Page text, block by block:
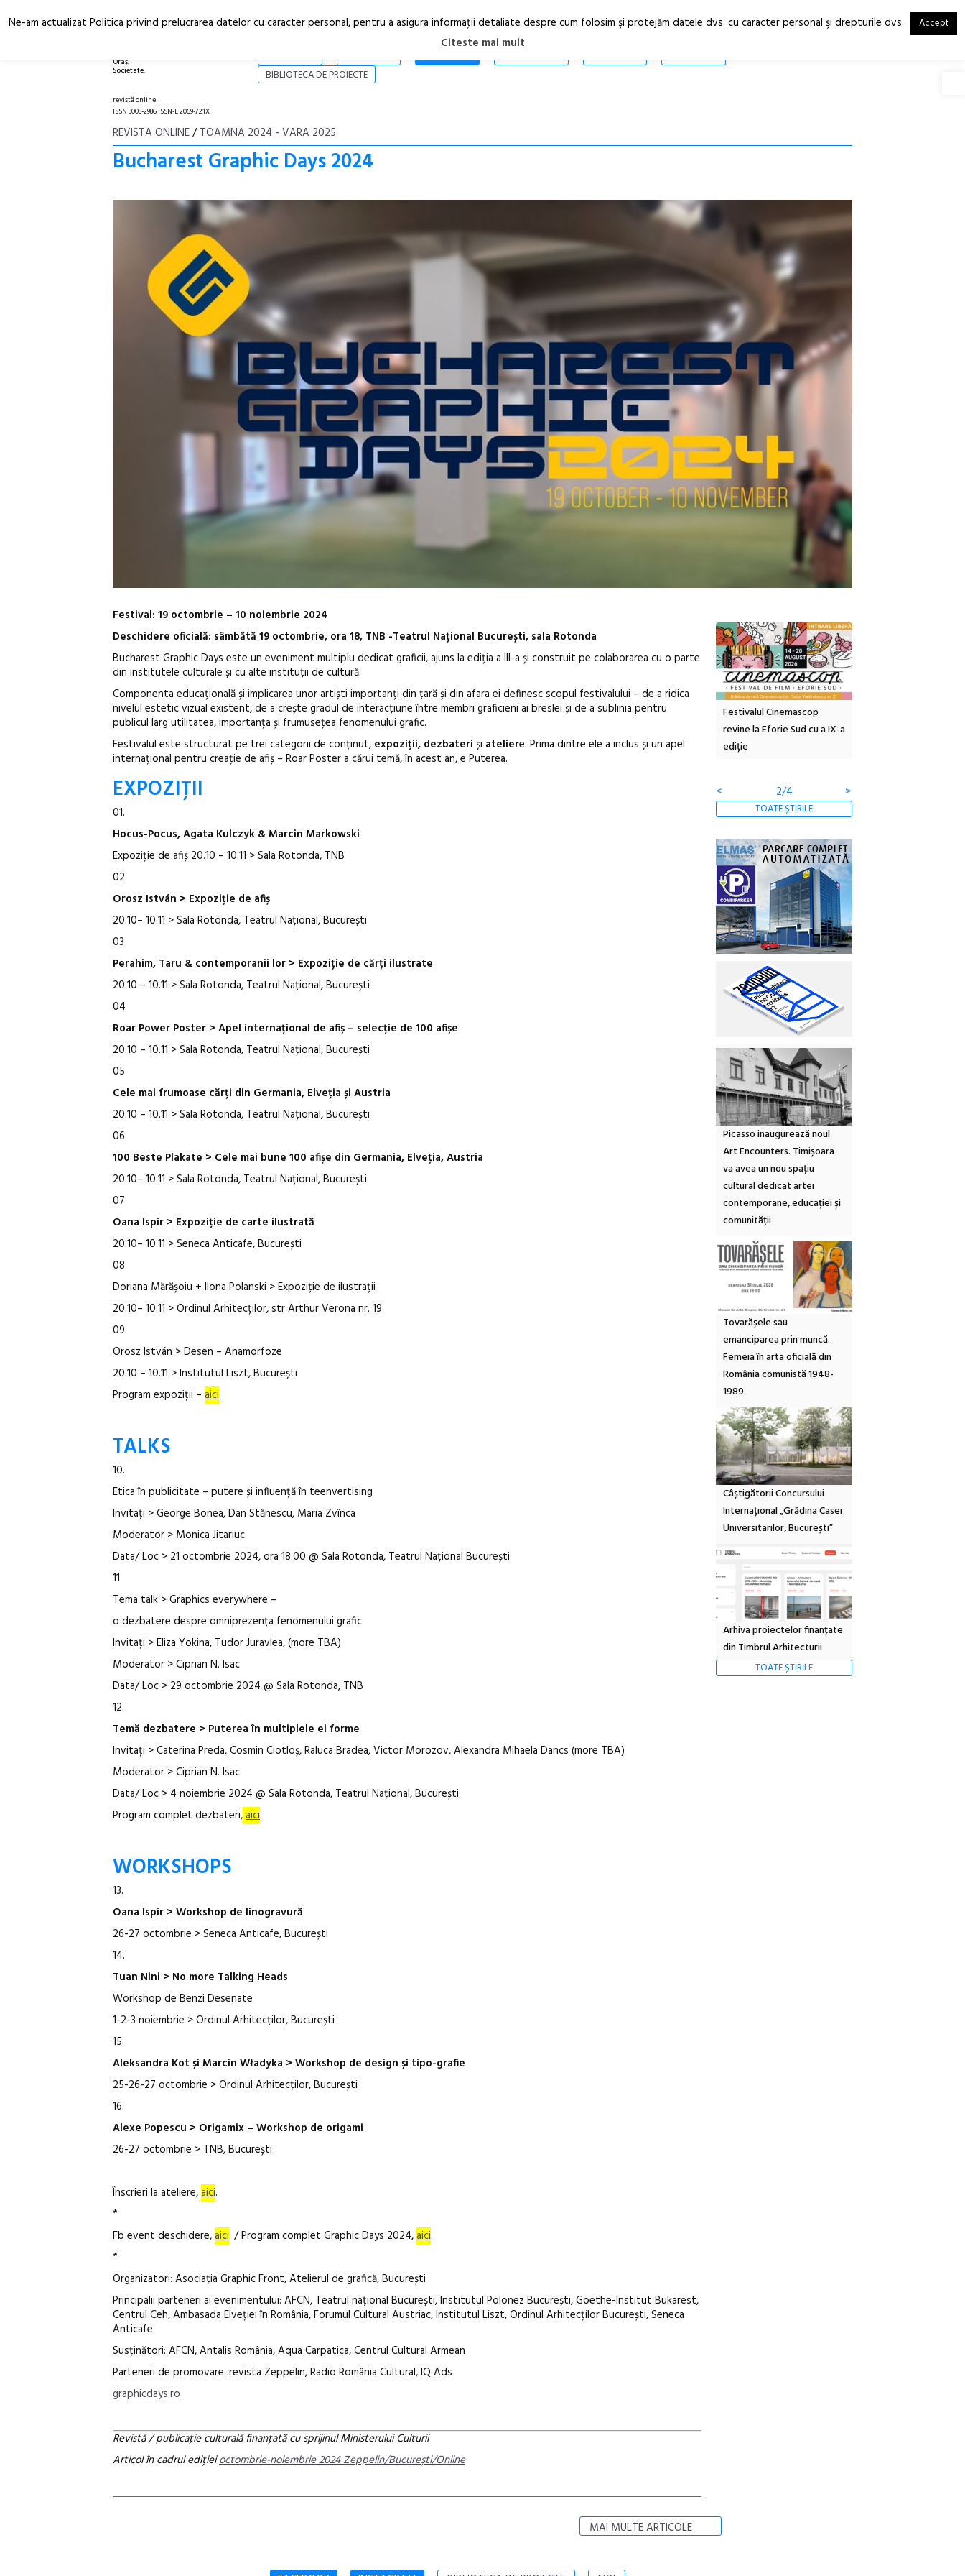
Oraș.
Societate.
RO
EN
STIRI
BIBLIOTECA DE PROIECTE
revistă online
ISSN 3008-2986 ISSN-L 2069-721X
REVISTA ONLINE/TOAMNA 2024 - VARA 2025
Bucharest Graphic Days 2024
Festival: 19 octombrie – 10 noiembrie 2024
Deschidere oficială: sâmbătă 19 octombrie, ora 18, TNB -Teatrul Național București, sala Rotonda
Bucharest Graphic Days este un eveniment multiplu dedicat graficii, ajuns la ediția a III-a și construit pe colaborarea cu o parte
din institutele culturale și cu alte instituții de cultură.
Componenta educațională și implicarea unor artiști importanți din țară și din afara ei definesc scopul festivalului – de a ridica
nivelul estetic vizual existent, de a crește gradul de interacțiune între membri graficieni ai breslei și de a sublinia pentru
publicul larg utilitatea, importanța și frumusețea fenomenului grafic.
Festivalul este structurat pe trei categorii de conținut, expoziții, dezbateri și ateliere. Prima dintre ele a inclus și un apel
internațional pentru creație de afiș – Roar Poster a cărui temă, în acest an, e Puterea.
EXPOZIȚII
01.
Hocus-Pocus, Agata Kulczyk & Marcin Markowski
Expoziție de afiș 20.10 – 10.11 > Sala Rotonda, TNB
02
Orosz István > Expoziție de afiș
20.10– 10.11 > Sala Rotonda, Teatrul Național, București
03
Perahim, Taru & contemporanii lor > Expoziție de cărți ilustrate
20.10 – 10.11 > Sala Rotonda, Teatrul Național, București
04
Roar Power Poster > Apel internațional de afiș – selecție de 100 afișe
20.10 – 10.11 > Sala Rotonda, Teatrul Național, București
05
Cele mai frumoase cărți din Germania, Elveția și Austria
20.10 – 10.11 > Sala Rotonda, Teatrul Național, București
06
100 Beste Plakate > Cele mai bune 100 afișe din Germania, Elveția, Austria
20.10– 10.11 > Sala Rotonda, Teatrul Național, București
07
Oana Ispir > Expoziție de carte ilustrată
20.10– 10.11 > Seneca Anticafe, București
08
Doriana Mărășoiu + Ilona Polanski > Expoziție de ilustrații
20.10– 10.11 > Ordinul Arhitecților, str Arthur Verona nr. 19
09
Orosz István > Desen – Anamorfoze
20.10 – 10.11 > Institutul Liszt, București
Program expoziții – aici
TALKS
10.
Etica în publicitate – putere și influență în teenvertising
Invitați > George Bonea, Dan Stănescu, Maria Zvînca
Moderator > Monica Jitariuc
Data/ Loc > 21 octombrie 2024, ora 18.00 @ Sala Rotonda, Teatrul Național București
11
Tema talk > Graphics everywhere –
o dezbatere despre omniprezența fenomenului grafic
Invitați > Eliza Yokina, Tudor Juravlea, (more TBA)
Moderator > Ciprian N. Isac
Data/ Loc > 29 octombrie 2024 @ Sala Rotonda, TNB
12.
Temă dezbatere > Puterea în multiplele ei forme
Invitați > Caterina Preda, Cosmin Ciotloș, Raluca Bradea, Victor Morozov, Alexandra Mihaela Dancs (more TBA)
Moderator > Ciprian N. Isac
Data/ Loc > 4 noiembrie 2024 @ Sala Rotonda, Teatrul Național, București
Program complet dezbateri,aici.
WORKSHOPS
13.
Oana Ispir > Workshop de linogravură
26-27 octombrie > Seneca Anticafe, București
14.
Tuan Nini > No more Talking Heads
Workshop de Benzi Desenate
1-2-3 noiembrie > Ordinul Arhitecților, București
15.
Aleksandra Kot și Marcin Władyka > Workshop de design și tipo-grafie
25-26-27 octombrie > Ordinul Arhitecților, București
16.
Alexe Popescu > Origamix – Workshop de origami
26-27 octombrie > TNB, București
Înscrieri la ateliere,aici.
*
Fb event deschidere,aici. / Program complet Graphic Days 2024,aici.
*
Organizatori: Asociația Graphic Front, Atelierul de grafică, București
Principalii parteneri ai evenimentului: AFCN, Teatrul național București, Institutul Polonez București, Goethe-Institut Bukarest,
Centrul Ceh, Ambasada Elveției în România, Forumul Cultural Austriac, Institutul Liszt, Ordinul Arhitecților București, Seneca
Anticafe
Susținători: AFCN, Antalis România, Aqua Carpatica, Centrul Cultural Armean
Parteneri de promovare: revista Zeppelin, Radio România Cultural, IQ Ads
graphicdays.ro
Revistă / publicaţie culturală finanţată cu sprijinul Ministerului Culturii
Articol în cadrul edițieioctombrie-noiembrie 2024 Zeppelin/București/Online
MAI MULTE ARTICOLE
Anuala de artă urbană
Gramatica libertății
Festivalul Cinemascop
revine la Eforie Sud cu a IX-a
ediție
Sleeping Beauties la Borsec:
dulceață de amintiri la
<
3/4 >
TOATE ȘTIRILE
Picasso inaugurează noul
Art Encounters. Timișoara
va avea un nou spațiu
cultural dedicat artei
contemporane, educației și
comunității
Tovarășele sau
emanciparea prin muncă.
Femeia în arta oficială din
România comunistă 1948-
1989
Câștigătorii Concursului
Internațional „Grădina Casei
Universitarilor, București”
Arhiva proiectelor finanțate
din Timbrul Arhitecturii
TOATE ȘTIRILE
Ne-am actualizat Politica privind prelucrarea datelor cu caracter personal, pentru a asigura informaţii detaliate despre cum folosim şi protejăm datele dvs. cu caracter personal şi drepturile dvs. Accept
Citeste mai mult